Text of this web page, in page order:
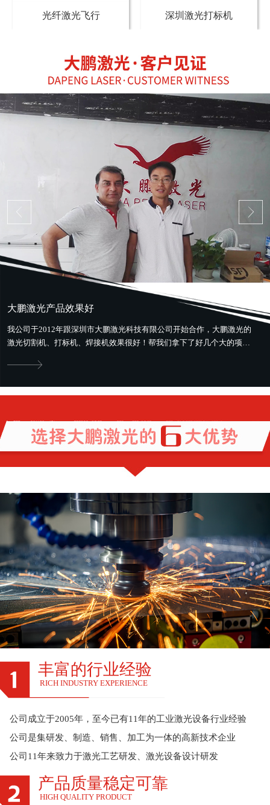
光纤激光飞行 深圳激光打标机
大鹏激光产品效果好
我公司于2012年跟深圳市大鹏激光科技有限公司开始合作，大鹏激光的
激光切割机、打标机、焊接机效果很好！帮我们拿下了好几个大的项
丰富的行业经验
RICH INDUSTRY EXPERIENCE
公司成立于2005年，至今已有11年的工业激光设备行业经验
公司是集研发、制造、销售、加工为一体的高新技术企业
公司11年来致力于激光工艺研发、激光设备设计研发
产品质量稳定可靠
HIGH QUALITY PRODUCT